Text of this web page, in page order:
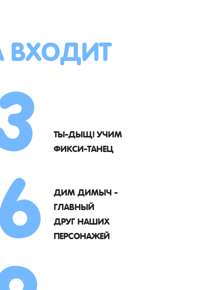
ТЫ-ДЫЩ! УЧИМ
ФИКСИ-ТАНЕЦ
ДИМ ДИМЫЧ -
ГЛАВНЫЙ
ДРУГ НАШИХ
ПЕРСОНАЖЕЙ